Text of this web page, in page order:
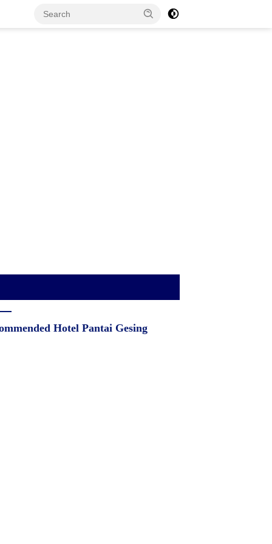
Hotel Pantai Gesing